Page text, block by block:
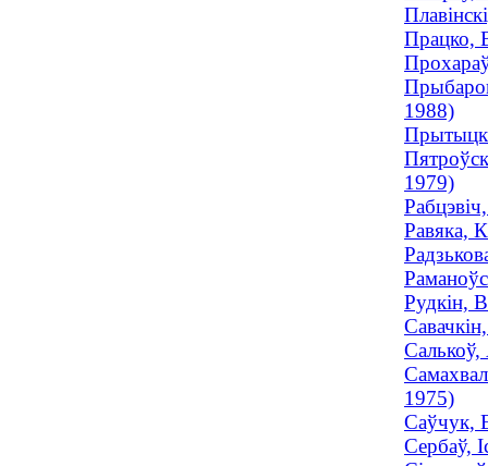
Працко,
1988)
1979)
Равяка,
Рудкін,
Салькоў,
1975)
Саўчук,
Сербаў,